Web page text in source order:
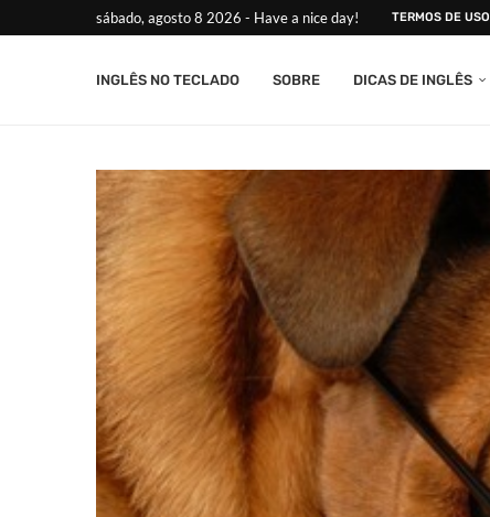
sábado, agosto 8 2026 - Have a nice day! TERMOS DE USO
INGLÊS NO TECLADO SOBRE DICAS DE INGLÊS